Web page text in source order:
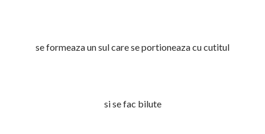
se formeaza un sul care se portioneaza cu cutitul
si se fac bilute